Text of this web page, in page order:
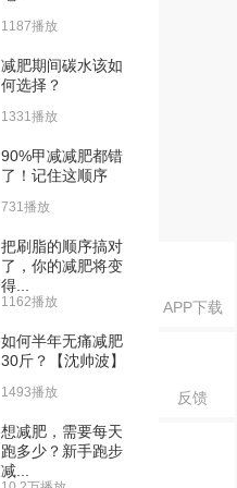
APP下载
反馈
1187播放
减肥期间碳水该如
何选择？
1331播放
90%甲减减肥都错
了！记住这顺序
731播放
把刷脂的顺序搞对
了，你的减肥将变
得...
1162播放
如何半年无痛减肥
30斤？【沈帅波】
1493播放
想减肥，需要每天
跑多少？新手跑步
减...